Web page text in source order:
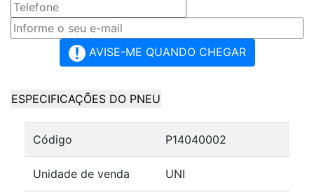
AVISE-ME QUANDO CHEGAR
ESPECIFICAÇÕES DO PNEU
Código P14040002
Unidade de venda UNI